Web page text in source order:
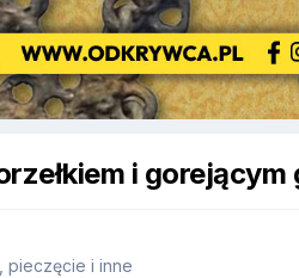
i gorejącym
pieczęcie i inne